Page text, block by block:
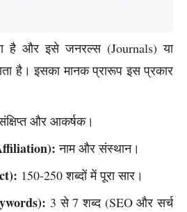
है और इसे जनरल्स (Journals) या
है। इसका मानक प्रारूप इस प्रकार
और आकर्षक।
नाम और संस्थान।
150-250 शब्दों में पूरा सार।
3 से 7 शब्द (SEO और सर्च